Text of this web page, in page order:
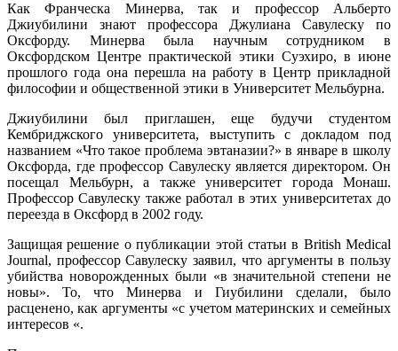
Как Франческа Минерва, так и профессор Альберто
Джиубилини знают профессора Джулиана Савулеску по
Оксфорду. Минерва была научным сотрудником в
Оксфордском Центре практической этики Cуэхиро, в июне
прошлого года она перешла на работу в Центр прикладной
философии и общественной этики в Университет Мельбурна.
Джиубилини был приглашен, еще будучи студентом
Кембриджского университета, выступить с докладом под
названием «Что такое проблема эвтаназии?» в январе в школу
Оксфорда, где профессор Савулеску является директором. Он
посещал Мельбурн, а также университет города Монаш.
Профессор Савулеску также работал в этих университетах до
переезда в Оксфорд в 2002 году.
Защищая решение о публикации этой статьи в British Medical
Journal, профессор Савулеску заявил, что аргументы в пользу
убийства новорожденных были «в значительной степени не
новы». То, что Минерва и Гиубилини сделали, было
расценено, как аргументы «с учетом материнских и семейных
интересов «.